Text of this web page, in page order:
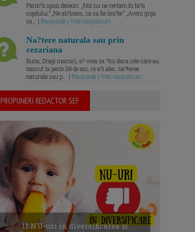
Parin?ii spun deseori: „Noi nu ne certam în fa?a
copilului.” „Ne ab?inem, ca sa fie lini?te.” „Avem grija
sa... | Raspunde | Vezi raspunsuri
Na?tere naturala sau prin
cezariana
Buna, Dragi mamici, a? vrea sa ?tiu daca cele care au
nascut la peste 38 de ani, ce a?i ales: na?terea
naturala sau p... | Raspunde | Vezi raspunsuri
PROPUNERI REDACTOR SEF
11 NU-uri in diversificarea și